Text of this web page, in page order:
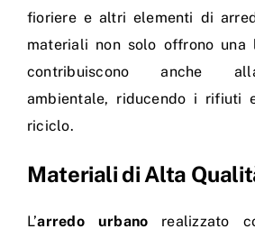
fioriere e altri elementi di
materiali non solo offrono una
contribuiscono anche
ambientale, riducendo i rifiuti
riciclo.
Materiali di Alta
L’arredo urbano realizzato